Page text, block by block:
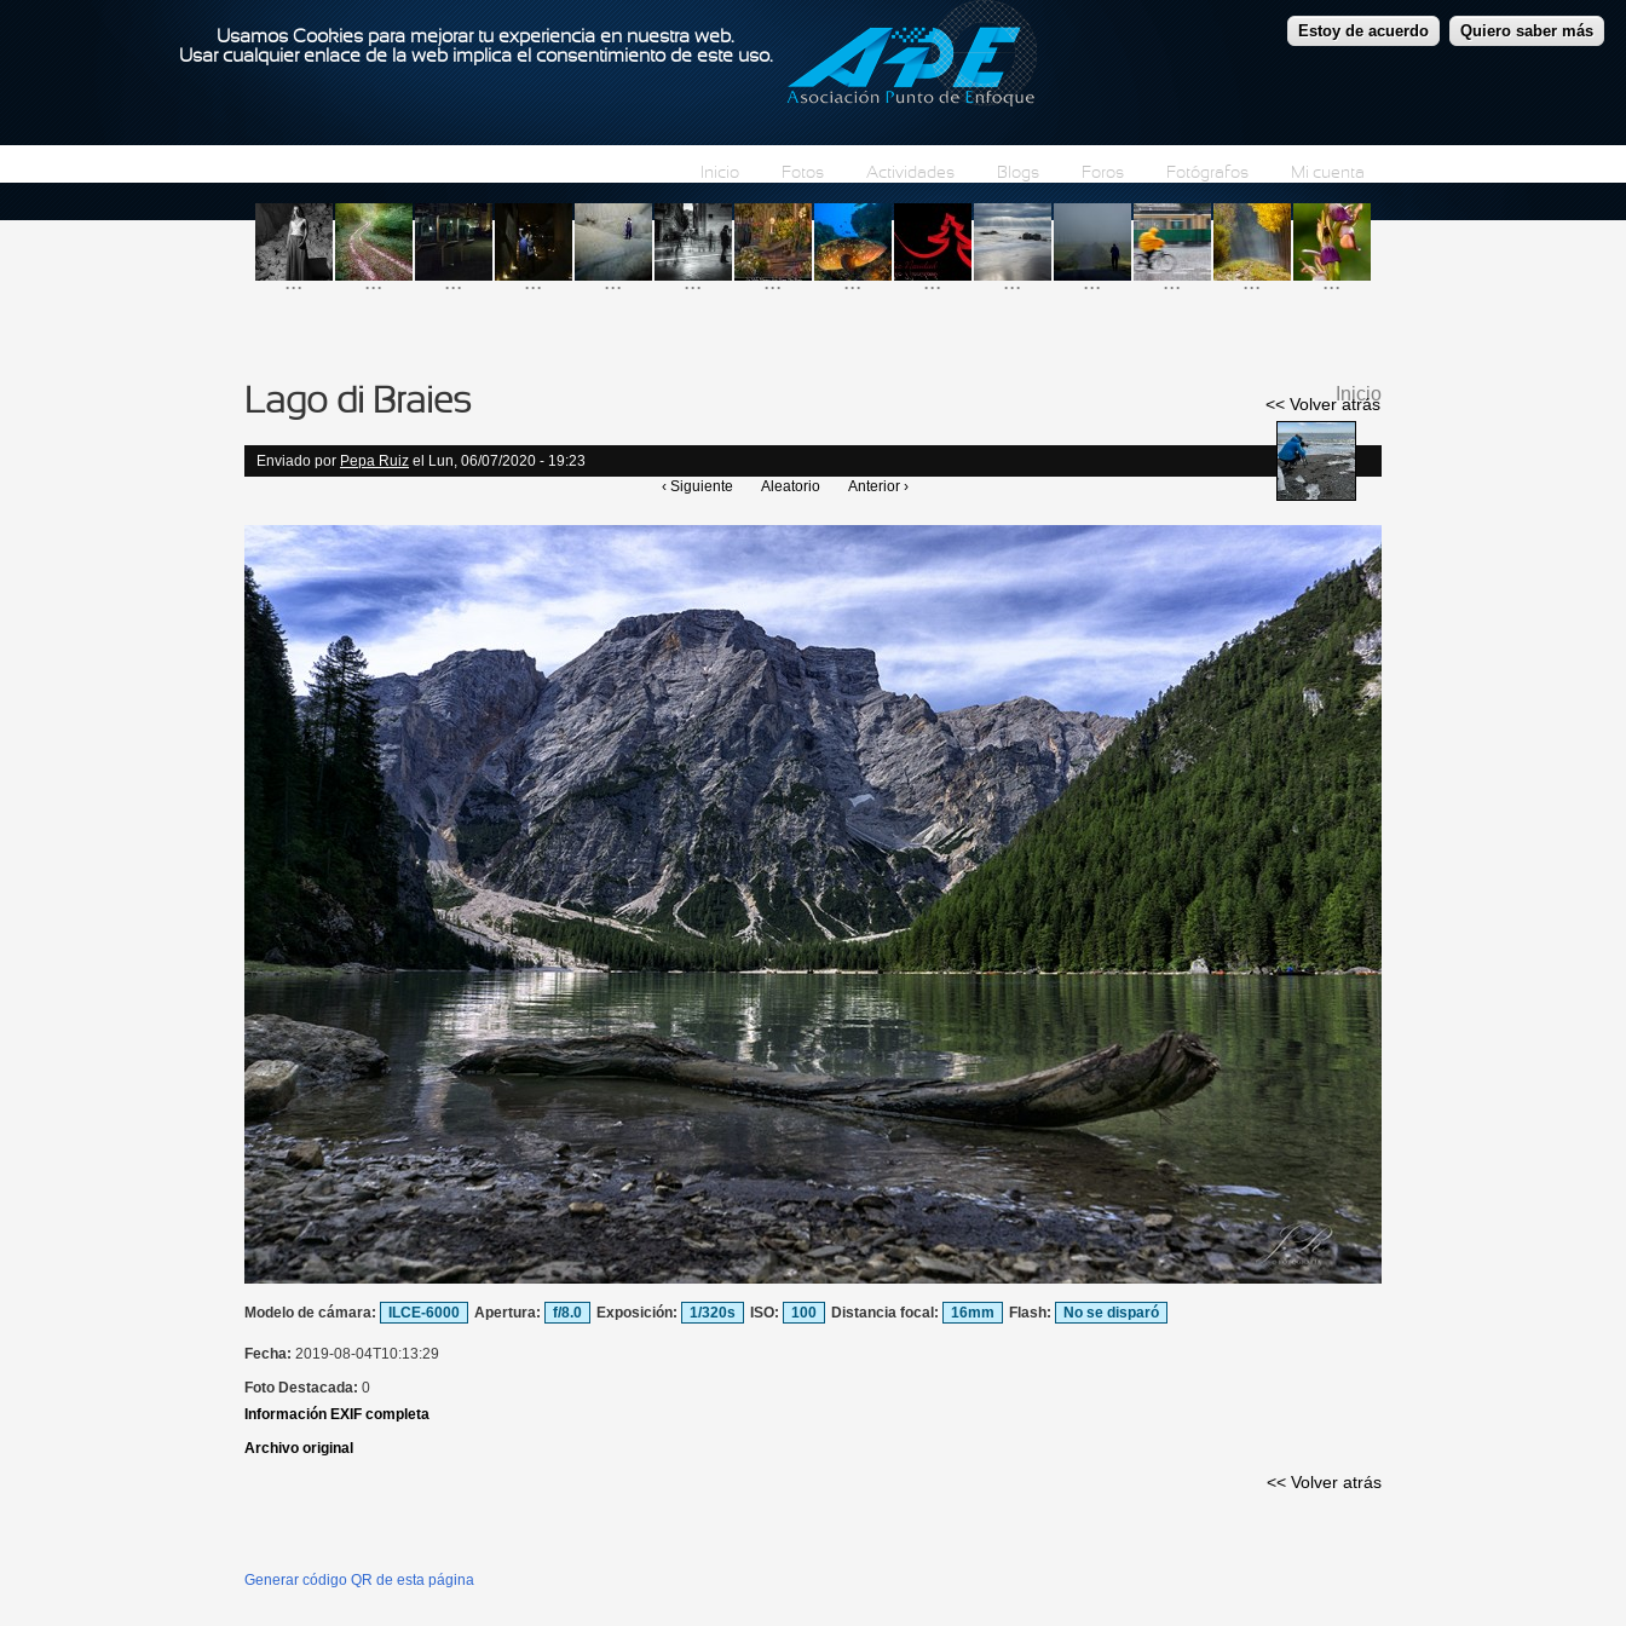
Usamos Cookies para mejorar tu experiencia en nuestra web.
Usar cualquier enlace de la web implica el consentimiento de este uso.
Estoy de acuerdo Quiero saber más
Pasar al contenido principal
Inicio Fotos Actividades Blogs Foros Fotógrafos Mi cuenta
... ... ... ... ... ... ... ... ... ... ... ... ... ...
Se encuentra usted
aquí
Inicio
Lago di Braies << Volver atrás
Enviado por Pepa Ruiz el Lun, 06/07/2020 - 19:23
‹ Siguiente
Aleatorio Anterior ›
Modelo de cámara: ILCE-6000 Apertura: f/8.0 Exposición: 1/320s ISO: 100 Distancia focal: 16mm Flash: No se disparó
Fecha: 2019-08-04T10:13:29
Foto Destacada: 0
Información EXIF completa
Archivo original
<< Volver atrás
Generar código QR de esta página